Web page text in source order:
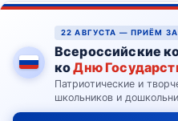
22 АВГУСТА — ПРИЁМ
Всероссийские
коДню
Патриотические и
школьников и